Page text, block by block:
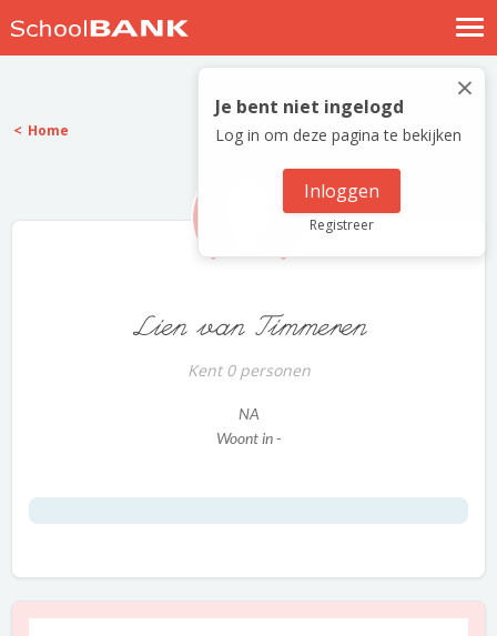
Nostalgische verhalen
Log in
Meld je gratis aan
×
Je bent niet ingelogd
Log in om deze pagina te bekijken
Inloggen
Registreer
Home
Lien van Timmeren
Kent 0 personen
NA
Woont in -